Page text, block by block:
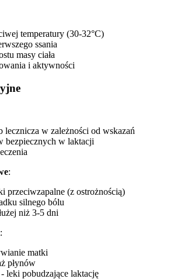
temperatury (30-32°C)
ssania
masy ciała
i aktywności
lecznicza w zależności od wskazań
bezpiecznych w laktacji
:
przeciwzapalne (z ostrożnością)
silnego bólu
niż 3-5 dni
:
matki
płynów
leki pobudzające laktację